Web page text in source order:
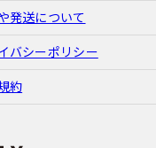
発送について
バシーポリシー
約